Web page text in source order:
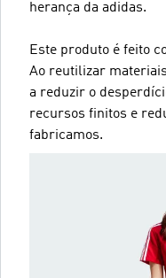
herança da adidas.
Este produto é feito
Ao reutilizar
a reduzir o
recursos finitos e
fabricamos.